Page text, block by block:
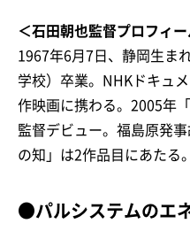
＜石田朝也監督プロフィー
1967年6月7日、静岡生ま
学校）卒業。NHKドキュ
作映画に携わる。2005年
監督デビュー。福島原発
の知」は2作品目にあたる。
●パルシステムのエ